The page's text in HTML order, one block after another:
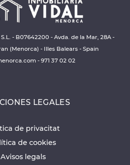
- B07642200 - Avda. de la Mar, 28A -
(Menorca) - Illes Balears - Spain
- 971 37 02 02
LEGALES
de privacitat
de cookies
Avisos legals